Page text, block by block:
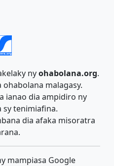
nyohabolana.org.
malagasy.
ianao dia ampidiro ny
sy tenimiafina.
dia afaka misoratra
mampiasa Google